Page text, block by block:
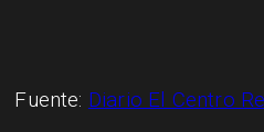
Fuente: Diario El Centro